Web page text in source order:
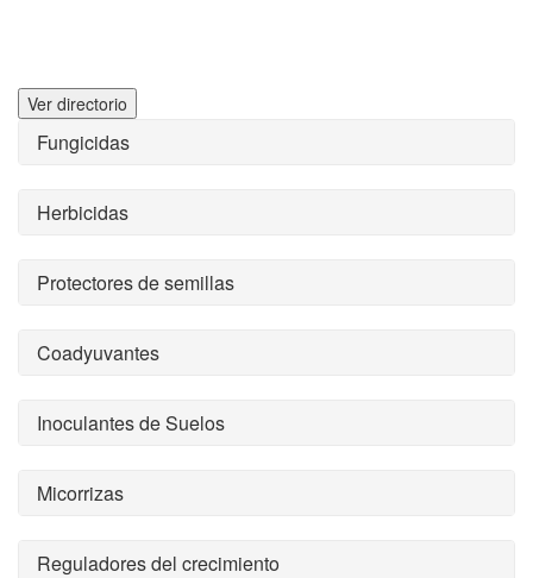
Ver directorio
Fungicidas
Herbicidas
Protectores de semillas
Coadyuvantes
Inoculantes de Suelos
Micorrizas
Reguladores del crecimiento